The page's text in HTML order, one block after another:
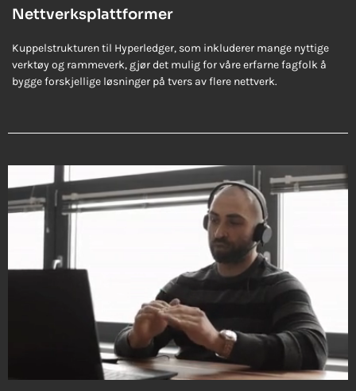
Nettverksplattformer
Kuppelstrukturen til Hyperledger, som inkluderer mange nyttige
verktøy og rammeverk, gjør det mulig for våre erfarne fagfolk å
bygge forskjellige løsninger på tvers av flere nettverk.